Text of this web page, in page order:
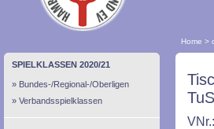
Home >
SPIELKLASSEN 2020/21
Bundes-/Regional-/Oberligen
Verbandsspielklassen